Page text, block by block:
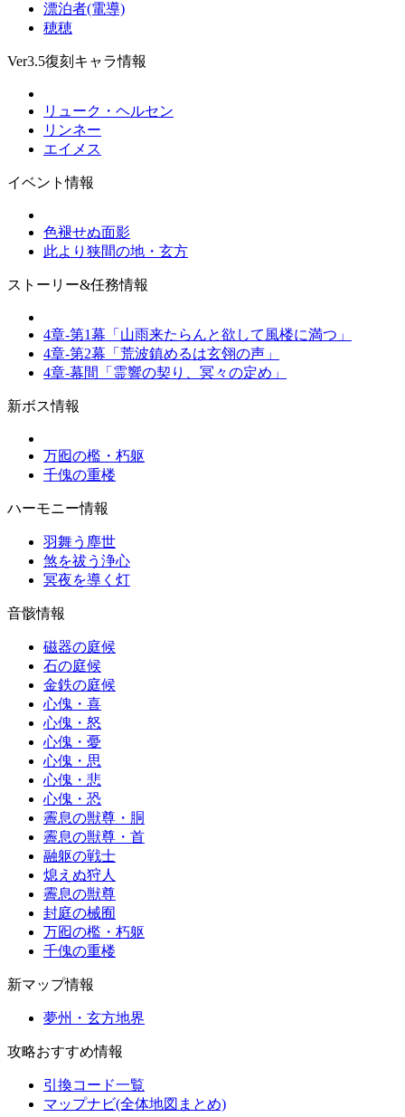
漂泊者(電導)
穂穂
Ver3.5復刻キャラ情報
リューク・ヘルセン
リンネー
エイメス
イベント情報
色褪せぬ面影
此より狭間の地・玄方
ストーリー&任務情報
4章-第1幕「山雨来たらんと欲して風楼に満つ」
4章-第2幕「荒波鎮めるは玄翎の声」
4章-幕間「霊響の契り、冥々の定め」
新ボス情報
万囮の檻・朽躯
千傀の重楼
ハーモニー情報
羽舞う塵世
煞を祓う浄心
冥夜を導く灯
音骸情報
磁器の庭候
石の庭候
金鉄の庭候
心傀・喜
心傀・怒
心傀・憂
心傀・思
心傀・悲
心傀・恐
霽息の獣尊・胴
霽息の獣尊・首
融躯の戦士
熄えぬ狩人
霽息の獣尊
封庭の械囿
万囮の檻・朽躯
千傀の重楼
新マップ情報
夢州・玄方地界
攻略おすすめ情報
引換コード一覧
マップナビ(全体地図まとめ)